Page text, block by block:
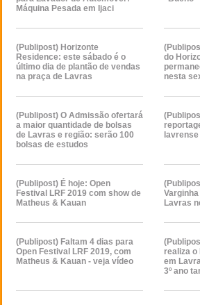
Máquina Pesada em Ijaci
(Publipost) Horizonte
Residence: este sábado é o
último dia de plantão de vendas
na praça de Lavras
do
nesta
(Publipost) O Admissão ofertará
a maior quantidade de bolsas
de Lavras e região: serão 100
bolsas de estudos
(Publipost) É hoje: Open
Festival LRF 2019 com show de
Matheus & Kauan
Lavras
(Publipost) Faltam 4 dias para
Open Festival LRF 2019, com
Matheus & Kauan - veja vídeo
realiza
em
3º ano